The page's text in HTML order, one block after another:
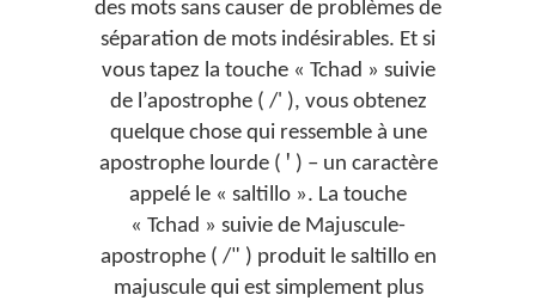
des mots sans causer de problèmes de
séparation de mots indésirables. Et si
vous tapez la touche « Tchad » suivie
de l’apostrophe ( /' ), vous obtenez
quelque chose qui ressemble à une
apostrophe lourde ( ꞌ ) – un caractère
appelé le « saltillo ». La touche
« Tchad » suivie de Majuscule-
apostrophe ( /" ) produit le saltillo en
majuscule qui est simplement plus